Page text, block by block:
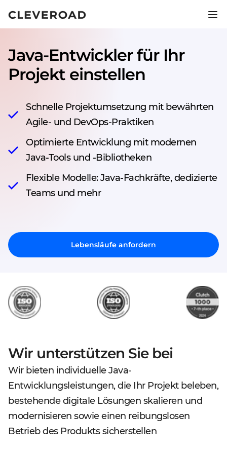
schneller auf den Markt.
KI-gestützte Entwicklung entdecken
Java-Entwickler für Ihr
Projekt einstellen
Schnelle Projektumsetzung mit bewährten
Agile- und DevOps-Praktiken
Optimierte Entwicklung mit modernen
Java-Tools und -Bibliotheken
Flexible Modelle: Java-Fachkräfte, dedizierte
Teams und mehr
Lebensläufe anfordern
Wir unterstützen Sie bei
Wir bieten individuelle Java-
Entwicklungsleistungen, die Ihr Projekt beleben,
bestehende digitale Lösungen skalieren und
modernisieren sowie einen reibungslosen
Betrieb des Produkts sicherstellen